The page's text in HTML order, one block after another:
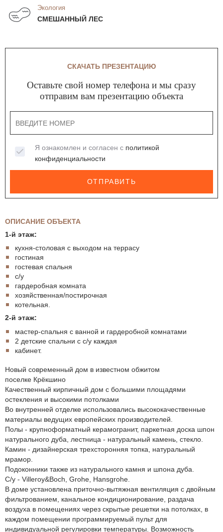
Экология
СМЕШАННЫЙ ЛЕС
ОПИСАНИЕ ОБЪЕКТА
1-й этаж:
кухня-столовая с выходом на террасу
гостиная
гостевая спальня
с/у
гардеробная комната
хозяйственная/постирочная
котельная.
2-й этаж:
мастер-спальня с ванной и гардеробной комнатами
2 детские спальни с с/у каждая
кабинет.
Новый современный дом в известном обжитом
поселкe Крёкшино
Качественный кирпичный дом с большими площадями
остекления и высокими потолками
Во внутренней отделке использовались высококачественные
материалы ведущих европейских производителей.
Полы - крупноформатный керамогранит, паркетная доска шпон
натурального дуба, лестница - натуральный камень, стекло.
Камин - дизайнерская трехсторонняя топка, натуральный
мрамор.
Подоконники также из натурального камня и шпона дуба.
С/у - Villeroy&Boch, Grohe, Hansgrohe.
В доме установлена приточно-вытяжная вентиляция с двойным
фильтрованием, канальное кондиционирование, раздача
воздуха в помещениях через скрытые решетки на потолках, в
каждом помещении программируемый пульт для
индивидуальной регулировки температуры. Возможность
СКАЧАТЬ ПРЕЗЕНТАЦИЮ
Оставьте свой номер телефона и мы сразу
отправим вам презентацию объекта
Я ознакомлен и согласен с политикой
конфиденциальности
ОТПРАВИТЬ